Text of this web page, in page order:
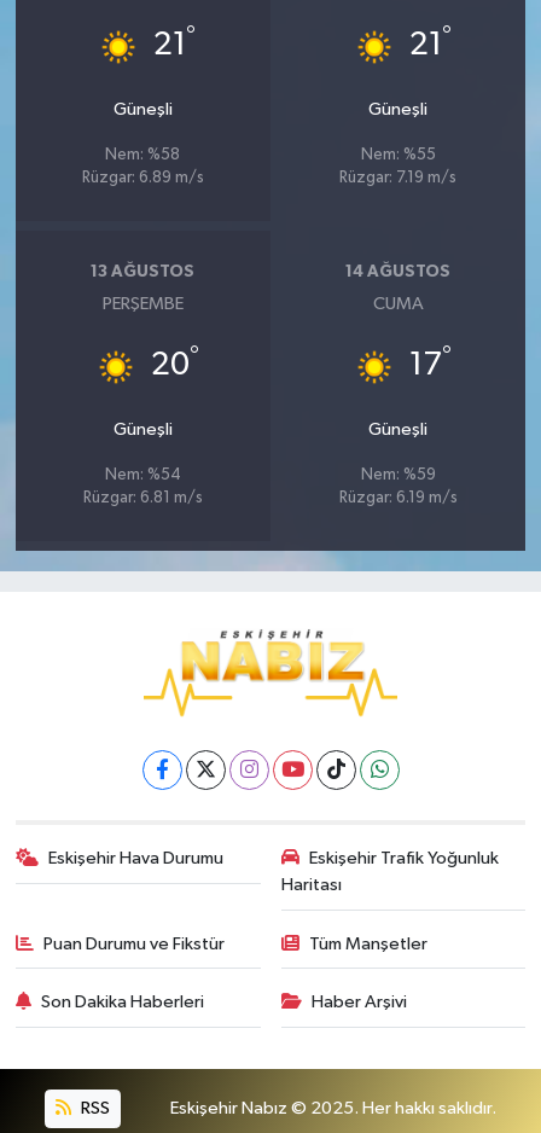
21 °
Güneşli
Nem: %58
Rüzgar: 6.89 m/s
21 °
Güneşli
Nem: %55
Rüzgar: 7.19 m/s
13 AĞUSTOS
PERŞEMBE
20°
Güneşli
Nem: %54
Rüzgar: 6.81 m/s
14 AĞUSTOS
CUMA
17°
Güneşli
Nem: %59
Rüzgar: 6.19 m/s
Eskişehir Hava Durumu
Eskişehir Trafik Yoğunluk
Haritası
Puan Durumu ve Fikstür Tüm Manşetler
Son Dakika Haberleri Haber Arşivi
RSS Eskişehir Nabız © 2025. Her hakkı saklıdır.